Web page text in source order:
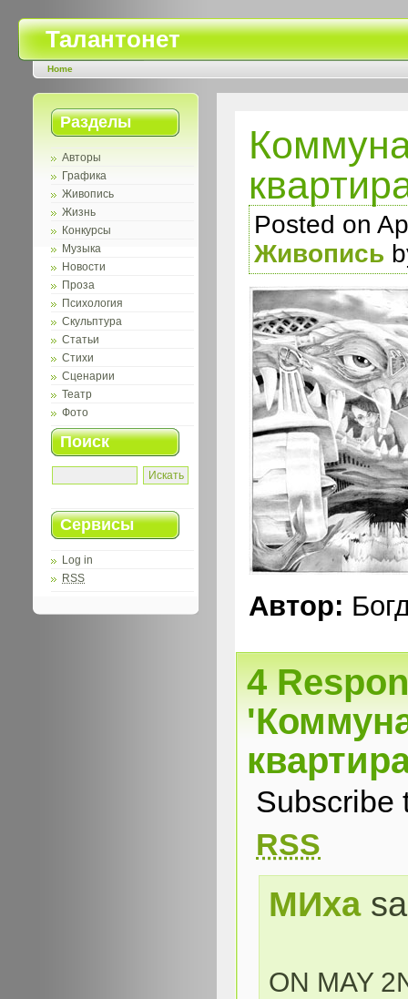
Талантонет
Home
Разделы
Авторы
Графика
Живопись
Жизнь
Конкурсы
Музыка
Новости
Проза
Психология
Скульптура
Статьи
Стихи
Сценарии
Театр
Фото
Поиск
Сервисы
Log in
RSS
Posted on
Живопись
Автор:
4
Subscribe
RSS
МИха
ON MAY